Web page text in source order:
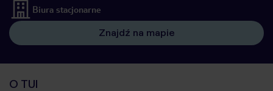
Biura stacjonarne
Znajdź na mapie
O TUI